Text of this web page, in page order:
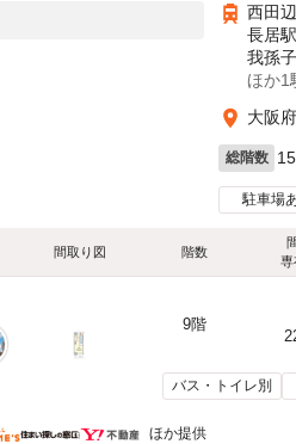
西田
長居
我孫
ほか1
大阪
総階数
駐車場
間取り図 階数
専
9階
バス・トイレ別
ほか提供